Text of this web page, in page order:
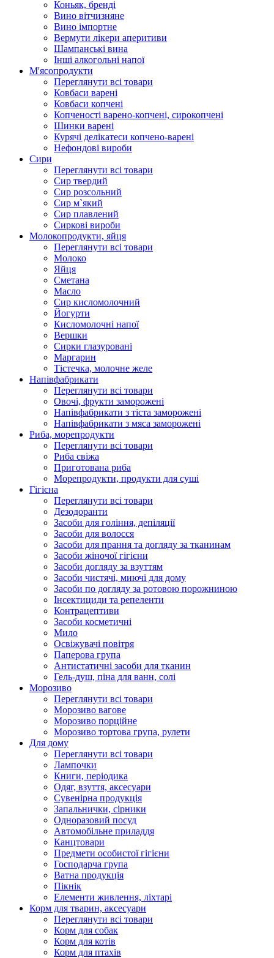
Коньяк, бренді
Вино вітчизняне
Вино імпортне
Вермути лікери аперитиви
Шампанські вина
Інші алкогольні напої
М'ясопродукти
Переглянути всі товари
Ковбаси варені
Ковбаси копчені
Копченості варено-копчені, сирокопчені
Шинки варені
Курячі делікатеси копчено-варені
Нефондові вироби
Сири
Переглянути всі товари
Сир твердий
Сир розсольний
Сир м`який
Сир плавлений
Сиркові вироби
Молокопродукти, яйця
Переглянути всі товари
Молоко
Яйця
Сметана
Масло
Сир кисломолочний
Йогурти
Кисломолочні напої
Вершки
Сирки глазуровані
Маргарин
Тістечка, молочне желе
Напівфабрикати
Переглянути всі товари
Овочі, фрукти заморожені
Напівфабрикати з тіста заморожені
Напівфабрикати з мяса заморожені
Риба, морепродукти
Переглянути всі товари
Риба свіжа
Приготована риба
Морепродукти, продукти для суші
Гігієна
Переглянути всі товари
Дезодоранти
Засоби для гоління, депіляції
Засоби для волосся
Засоби для прання та догляду за тканинам
Засоби жіночої гігієни
Засоби догляду за взуттям
Засоби чистячі, миючі для дому
Засоби по догляду за ротовою порожниною
Інсектициди та репеленти
Контрацептиви
Засоби косметичні
Мило
Освіжувачі повітря
Паперова група
Антистатичні засоби для тканин
Гель-душ, піна для ванн, солі
Морозиво
Переглянути всі товари
Морозиво вагове
Морозиво порційне
Морозиво тортова група, рулети
Для дому
Переглянути всі товари
Лампочки
Книги, періодика
Одяг, взуття, аксесуари
Сувенірна продукція
Запальнички, сірники
Одноразовий посуд
Автомобільне приладдя
Канцтовари
Предмети особистої гігієни
Господарча група
Ватна продукція
Пікнік
Елементи живлення, ліхтарі
Корм для тварин, аксесуари
Переглянути всі товари
Корм для собак
Корм для котів
Корм для птахів